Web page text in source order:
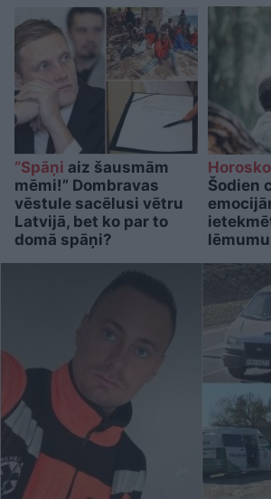
“Spāņi aiz šausmām
mēmi!” Dombravas
vēstule sacēlusi vētru
Latvijā, bet ko par to
domā spāņi?
Šodien